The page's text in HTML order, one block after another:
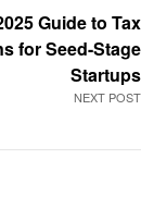
NEXT POST
Guide to Tax
for Seed-Stage
Startups